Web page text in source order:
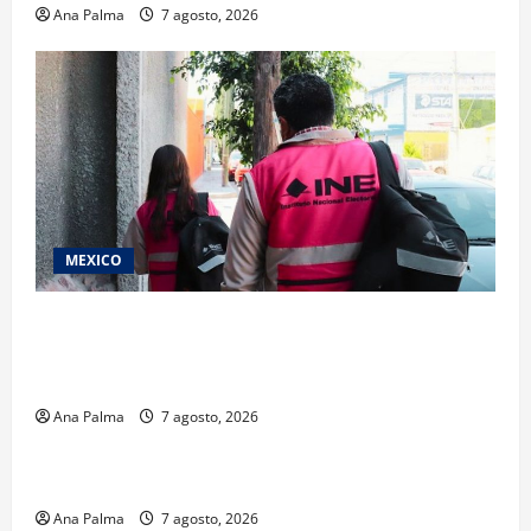
Ana Palma 7 agosto, 2026
MEXICO
Ana Palma 7 agosto, 2026
Estados Portada
Ana Palma 7 agosto, 2026